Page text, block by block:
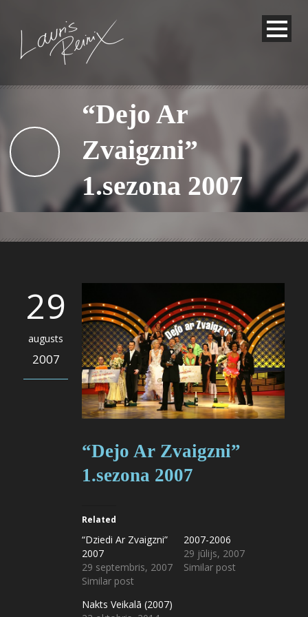
“Dejo Ar
Zvaigzni”
1.sezona 2007
29
augusts
2007
“Dejo Ar Zvaigzni”
1.sezona 2007
Related
“Dziedi Ar Zvaigzni”
2007
29 septembris, 2007
Similar post
2007-2006
29 jūlijs, 2007
Similar post
Nakts Veikalā (2007)